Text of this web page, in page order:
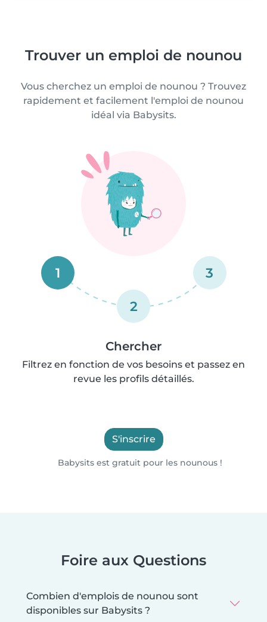
Trouver un emploi de nounou
Vous cherchez un emploi de nounou ? Trouvez
rapidement et facilement l'emploi de nounou
idéal via Babysits.
1
2
3
Chercher
Filtrez en fonction de vos besoins et passez en
revue les profils détaillés.
S'inscrire
Babysits est gratuit pour les nounous !
Foire aux Questions
Combien d'emplois de nounou sont
disponibles sur Babysits ?